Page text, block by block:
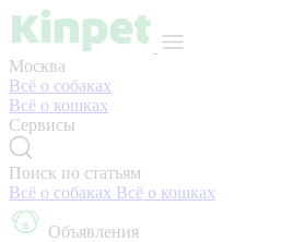
Москва
Всё о собаках
Всё о кошках
Сервисы
Поиск по статьям
Всё о собаках Всё о кошках
Объявления